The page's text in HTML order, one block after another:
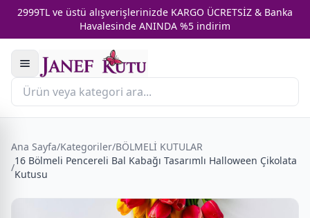
2999TL ve üstü alışverişlerinizde KARGO ÜCRETSİZ & Banka
Havalesinde ANINDA %5 indirim
Ana Sayfa/Kategoriler/BÖLMELİ KUTULAR
/
16 Bölmeli Pencereli Bal Kabağı Tasarımlı Halloween Çikolata
Kutusu